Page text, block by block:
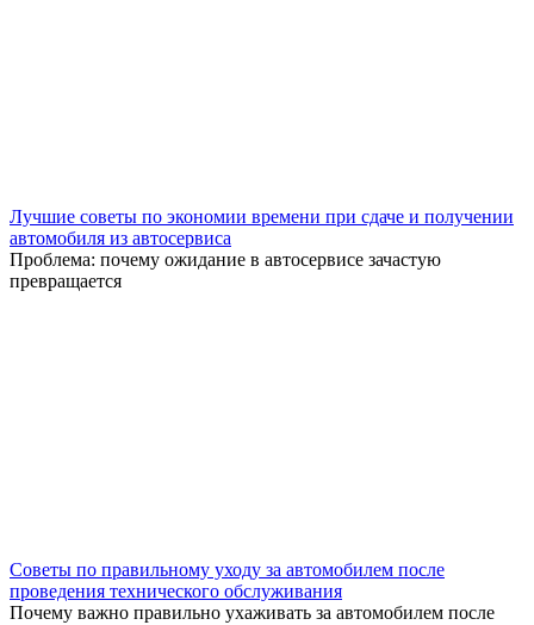
Лучшие советы по экономии времени при сдаче и получении
автомобиля из автосервиса
Проблема: почему ожидание в автосервисе зачастую
превращается
Советы по правильному уходу за автомобилем после
проведения технического обслуживания
Почему важно правильно ухаживать за автомобилем после